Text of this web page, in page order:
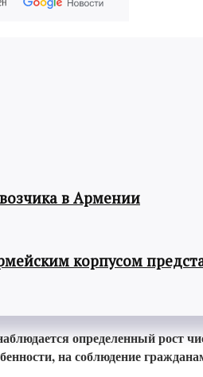
в Армении
корпусом
определенный рост
на соблюдение